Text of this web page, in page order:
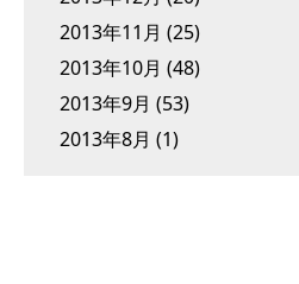
2013年11月 (25)
2013年10月 (48)
2013年9月 (53)
2013年8月 (1)